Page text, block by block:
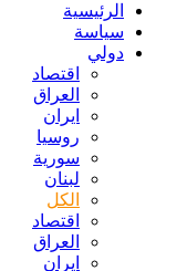
الرئيسية
سياسة
دولي
اقتصاد
العراق
ايران
روسيا
سورية
لبنان
الكل
اقتصاد
العراق
ايران